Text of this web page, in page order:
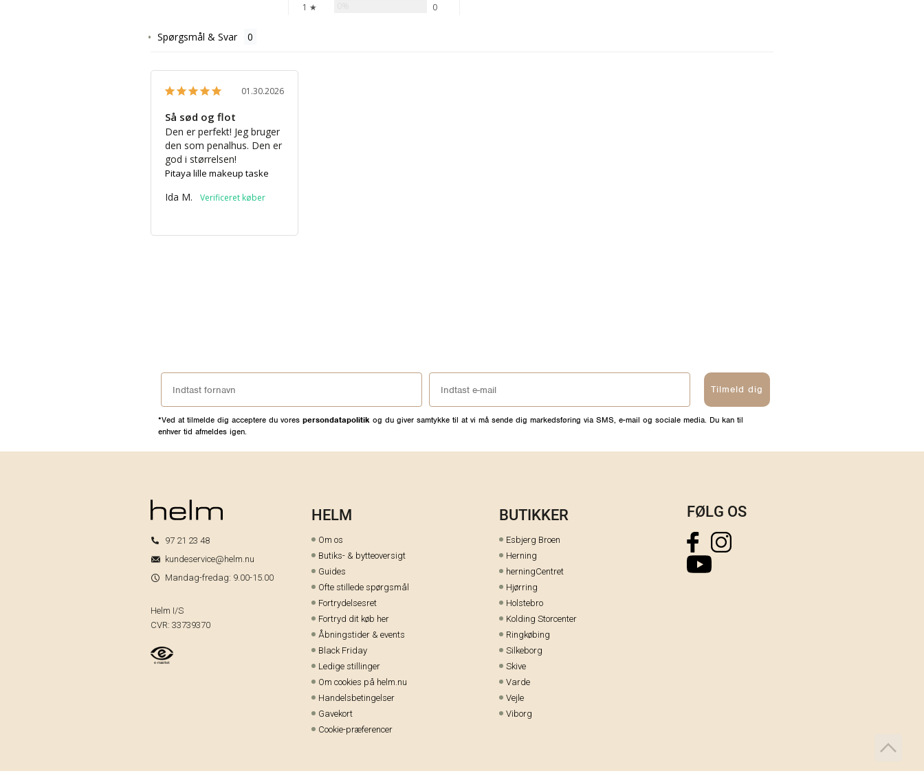
1 ★
0
Spørgsmål & Svar
01.30.2026
Så sød og flot
Den er perfekt! Jeg bruger
den som penalhus. Den er
god i størrelsen!
Pitaya lille makeup taske
Ida M.
Tilmeld dig
*Ved at tilmelde dig acceptere du vores persondatapolitik og du giver samtykke til at vi må sende dig markedsføring via SMS, e-mail og sociale media. Du kan til
enhver tid afmeldes igen.
97 21 23 48
kundeservice@helm.nu
Mandag-fredag: 9.00-15.00
Helm I/S
CVR: 33739370
HELM
Om os
Butiks- & bytteoversigt
Guides
Ofte stillede spørgsmål
Fortrydelsesret
Fortryd dit køb her
Åbningstider & events
Black Friday
Ledige stillinger
Om cookies på helm.nu
Handelsbetingelser
Gavekort
Cookie-præferencer
BUTIKKER
Esbjerg Broen
Herning
herningCentret
Hjørring
Holstebro
Kolding Storcenter
Ringkøbing
Silkeborg
Skive
Varde
Vejle
Viborg
FØLG OS